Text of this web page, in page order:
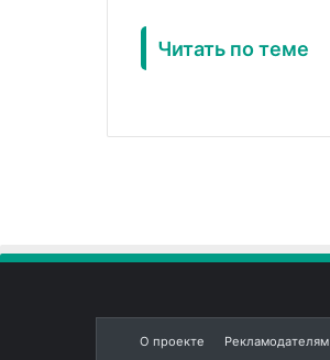
Читать по теме
О проекте Рекламодателям